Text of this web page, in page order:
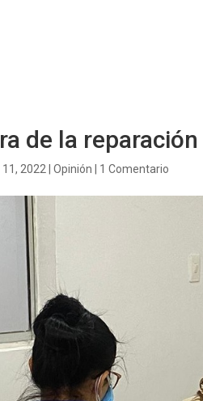
de la reparación
2022 |Opinión 1 Comentario